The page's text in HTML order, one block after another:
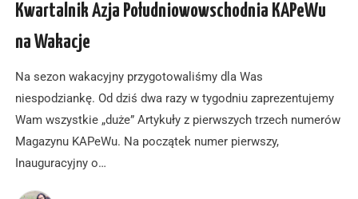
Kwartalnik Azja Południowowschodnia KAPeWu
na Wakacje
Na sezon wakacyjny przygotowaliśmy dla Was
niespodziankę. Od dziś dwa razy w tygodniu zaprezentujemy
Wam wszystkie „duże” Artykuły z pierwszych trzech numerów
Magazynu KAPeWu. Na początek numer pierwszy,
Inauguracyjny o…